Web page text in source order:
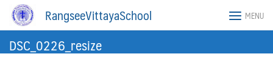
Skip
RangseeVittayaSchool MENU
DSC_0226_resize